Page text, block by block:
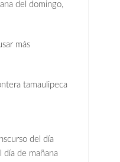
del domingo,
más
tamaulipeca
del día
día de mañana